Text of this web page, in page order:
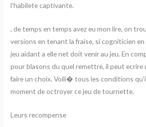
l’habilete captivante.
, de temps en temps avez eu mon lire, on
versions en tenant la fraise, si cogniticien en
jeu aidant a elle net doit venir au jeu. En
pour blasons du quel remettre, il peut
faire un choix. Voili� tous les conditions
moment de octroyer ce jeu de tournette.
Leurs recompense